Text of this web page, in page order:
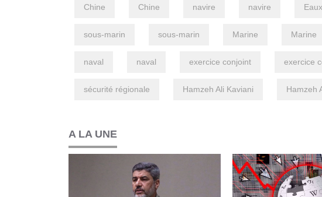
Chine Chine navire navire
sous-marin sous-marin Marine Marine
naval naval exercice conjoint exercice
sécurité régionale Hamzeh Ali Kaviani Hamzeh
A LA UNE